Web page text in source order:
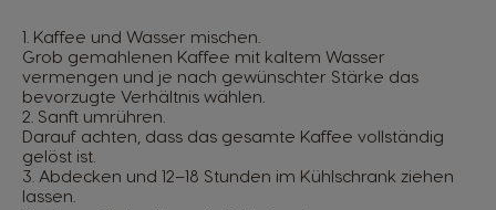
1. Kaffee und Wasser mischen.
Grob gemahlenen Kaffee mit kaltem Wasser
vermengen und je nach gewünschter Stärke das
bevorzugte Verhältnis wählen.
2. Sanft umrühren.
Darauf achten, dass das gesamte Kaffee vollständig
gelöst ist.
3. Abdecken und 12–18 Stunden im Kühlschrank ziehen
lassen.